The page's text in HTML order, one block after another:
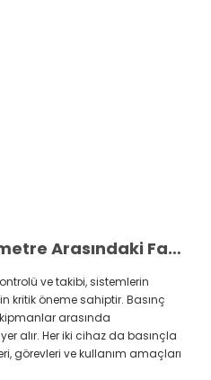
Prosestat ve Manometre Arasındaki Farklar: Hangi Uygulamada Hangisi Kullanılmalı?
ve takibi, sistemlerin
kritik öneme sahiptir. Basınç
arasında
alır. Her iki cihaz da basınçla
görevleri ve kullanım amaçları